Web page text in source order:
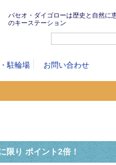
パセオ・ダイゴローは歴史と自然に
のキーステーション
駐輪場 お問い合わせ
限り ポイント2倍！